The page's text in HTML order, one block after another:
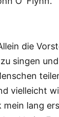
die
singen
vielleicht
mein lang